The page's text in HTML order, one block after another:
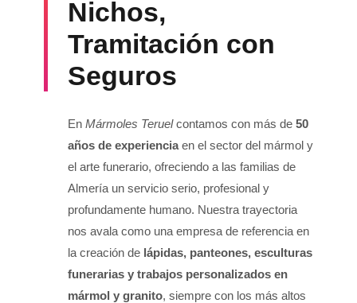
Nichos,
Tramitación con
Seguros
En Mármoles Teruelcontamos con más de 50
años de experienciaen el sector del mármol y
el arte funerario, ofreciendo a las familias de
Almería un servicio serio, profesional y
profundamente humano. Nuestra trayectoria
nos avala como una empresa de referencia en
la creación de lápidas, panteones, esculturas
funerarias y trabajos personalizados en
mármol y granito, siempre con los más altos